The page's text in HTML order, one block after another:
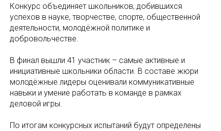
Конкурс объединяет школьников, добившихся
успехов в науке, творчестве, спорте, общественной
деятельности, молодёжной политике и
добровольчестве.
В финал вышли 41 участник – самые активные и
инициативные школьники области. В составе жюри
молодёжные лидеры оценивали коммуникативные
навыки и умение работать в команде в рамках
деловой игры.
По итогам конкурсных испытаний будут определены